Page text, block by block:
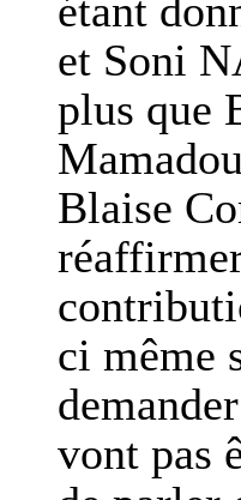
étant
et Soni
plus que
Blaise
ci même
vont pas